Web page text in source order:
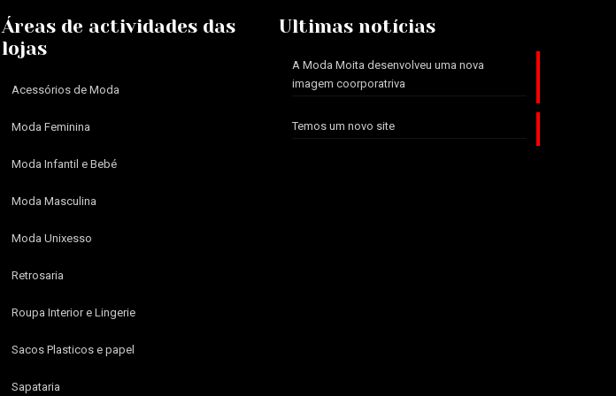
Áreas de actividades das
lojas
Acessórios de Moda
Moda Feminina
Moda Infantil e Bebé
Moda Masculina
Moda Unixesso
Retrosaria
Roupa Interior e Lingerie
Sacos Plasticos e papel
Sapataria
Ultimas notícias
A Moda Moita desenvolveu uma nova
imagem coorporatriva
Temos um novo site